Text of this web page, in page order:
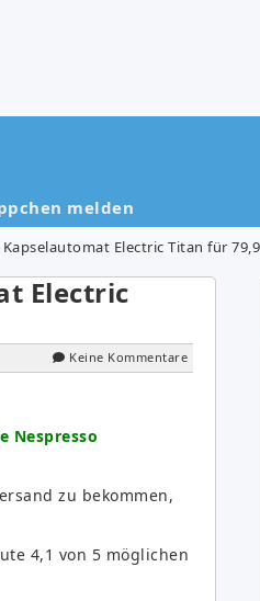
melden
Electric Titan für
Electric
Keine Kommentare
Nespresso
zu bekommen,
4,1 von 5 möglichen